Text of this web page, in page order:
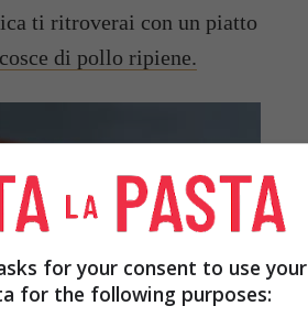
ti ritroverai con un piatto
cosce di pollo ripiene.
for your consent to use your
for the following purposes: